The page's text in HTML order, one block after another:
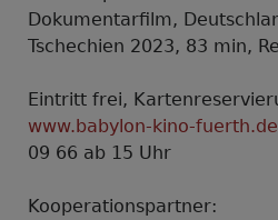
Dokumentarfilm,
Tschechien 2023, 83 min,
Eintritt frei,
www.babylon-kino-fuerth.de
09 66 ab 15 Uhr
Kooperationspartner: